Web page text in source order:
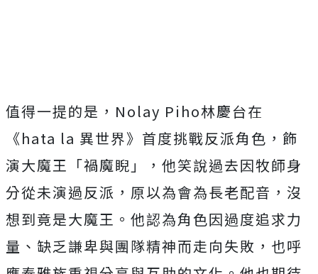
值得一提的是，Nolay Piho林慶台在
《hata la 異世界》首度挑戰反派角色，飾
演大魔王「禍魔睨」， 他笑說過去因牧師身
分從未演過反派，原以為會為長老配音， 沒
想到竟是大魔王。他認為角色因過度追求力
量、 缺乏謙卑與團隊精神而走向失敗， 也呼